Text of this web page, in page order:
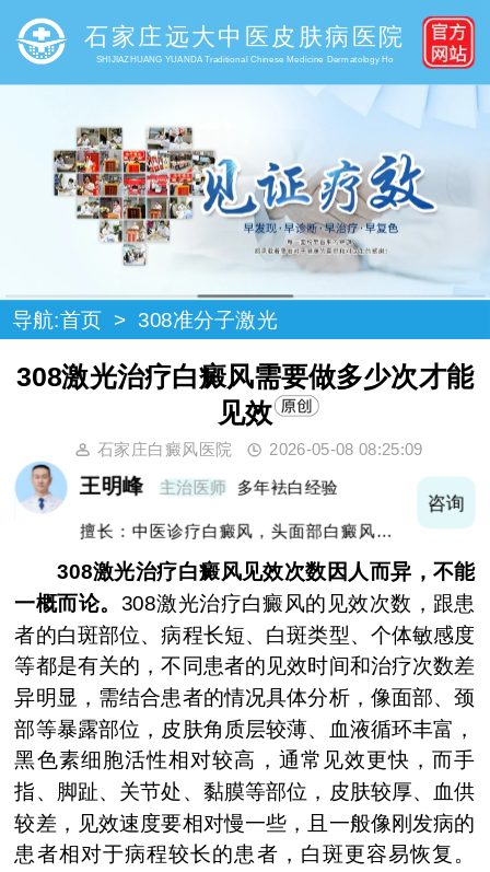
石家庄远大中医皮肤病医院
SHIJIAZHUANG YUANDA Traditional Chinese Medicine Dermatology Ho
导航:首页 > 308准分子激光
308激光治疗白癜风需要做多少次才能
见效
石家庄白癜风医院 2026-05-08 08:25:09
王明峰 主治医师 多年袪白经验
擅长：中医诊疗白癜风，头面部白癜风，青
咨询
308激光治疗白癜风见效次数因人而异，不能
一概而论。 308激光治疗白癜风的见效次数，跟患
者的白斑部位、病程长短、白斑类型、个体敏感度
等都是有关的，不同患者的见效时间和治疗次数差
异明显，需结合患者的情况具体分析，像面部、颈
部等暴露部位，皮肤角质层较薄、血液循环丰富，
黑色素细胞活性相对较高，通常见效更快，而手
指、脚趾、关节处、黏膜等部位，皮肤较厚、血供
较差，见效速度要相对慢一些，且一般像刚发病的
患者相对于病程较长的患者，白斑更容易恢复。